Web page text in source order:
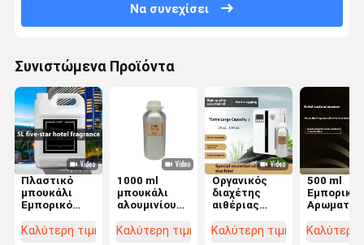
Να συνεχίσει
Συνιστώμενα Προϊόντα
Πλαστικό
μπουκάλι
Εμπορικό
Αιθέριο
Καλύτερη τιμή
1000 ml
μπουκάλι
αλουμινίου
αιθέριο έλαιο
Καλύτερη τιμή
Οργανικός
διαχέτης
αιθέριας
υγραντήρας
Καλύτερη τιμή
500 ml
Εμπορικό
Έλαιο Για
Καλύτερη